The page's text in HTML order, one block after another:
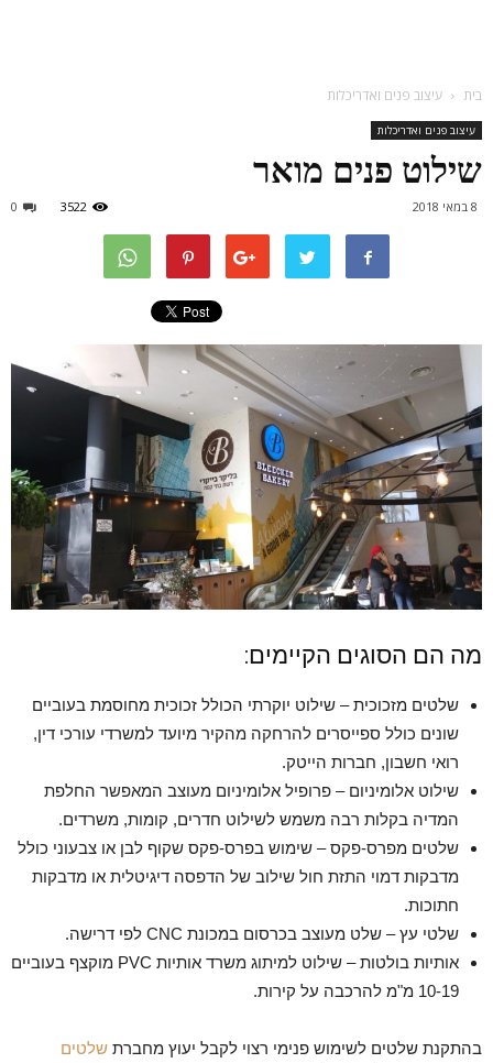
בית עיצוב פנים ואדריכלות
עיצוב פנים ואדריכלות
שילוט פנים מואר
8 במאי 2018 0 3522
מה הם הסוגים הקיימים:
שלטים מזכוכית – שילוט יוקרתי הכולל זכוכית מחוסמת בעוביים
שונים כולל ספייסרים להרחקה מהקיר מיועד למשרדי עורכי דין,
רואי חשבון, חברות הייטק.
שילוט אלומיניום – פרופיל אלומיניום מעוצב המאפשר החלפת
המדיה בקלות רבה משמש לשילוט חדרים, קומות, משרדים.
שלטים מפרס-פקס – שימוש בפרס-פקס שקוף לבן או צבעוני כולל
מדבקות דמוי התזת חול שילוב של הדפסה דיגיטלית או מדבקות
חתוכות.
שלטי עץ – שלט מעוצב בכרסום במכונת CNC לפי דרישה.
אותיות בולטות – שילוט למיתוג משרד אותיות PVC מוקצף בעוביים
10-19 מ"מ להרכבה על קירות.
בהתקנת שלטים לשימוש פנימי רצוי לקבל יעוץ מחברת שלטים